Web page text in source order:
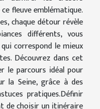
fleuve emblématique.
chaque détour révèle
différents, vous
correspond le mieux
Découvrez dans cet
le parcours idéal pour
la Seine, grâce à des
pratiques.Définir